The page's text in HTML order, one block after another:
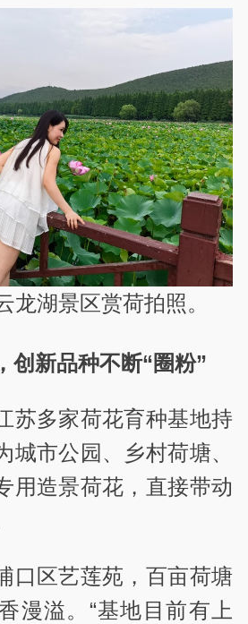
龙湖景区赏荷拍照。
创新品种不断“圈粉”
苏多家荷花育种基地持
城市公园、乡村荷塘、
用造景荷花，直接带动
口区艺莲苑，百亩荷塘
漫溢。“基地目前有上